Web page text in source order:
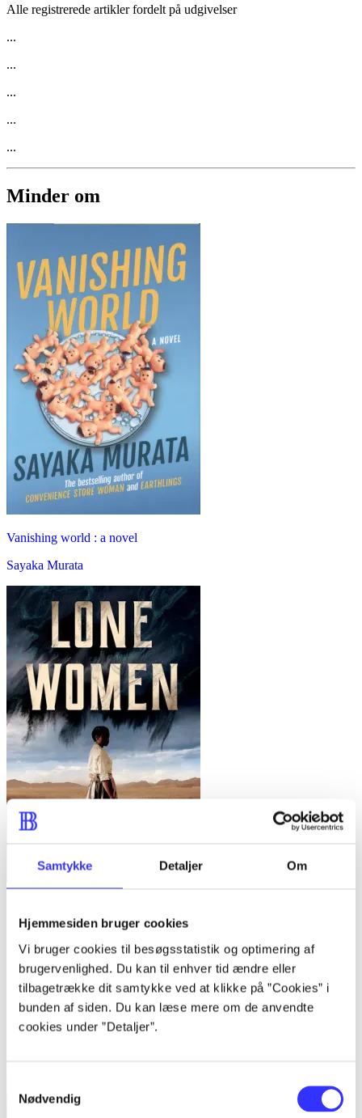
Samtykke Detaljer Om
Hjemmesiden bruger cookies
Vi bruger cookies til besøgsstatistik og optimering af
brugervenlighed. Du kan til enhver tid ændre eller
tilbagetrække dit samtykke ved at klikke på ”Cookies” i
bunden af siden. Du kan læse mere om de anvendte
cookies under ”Detaljer”.
Nødvendig
Alle registrerede artikler fordelt på udgivelser
...
...
...
...
...
Minder om
Vanishing world : a novel
Sayaka Murata
Victor LaValle